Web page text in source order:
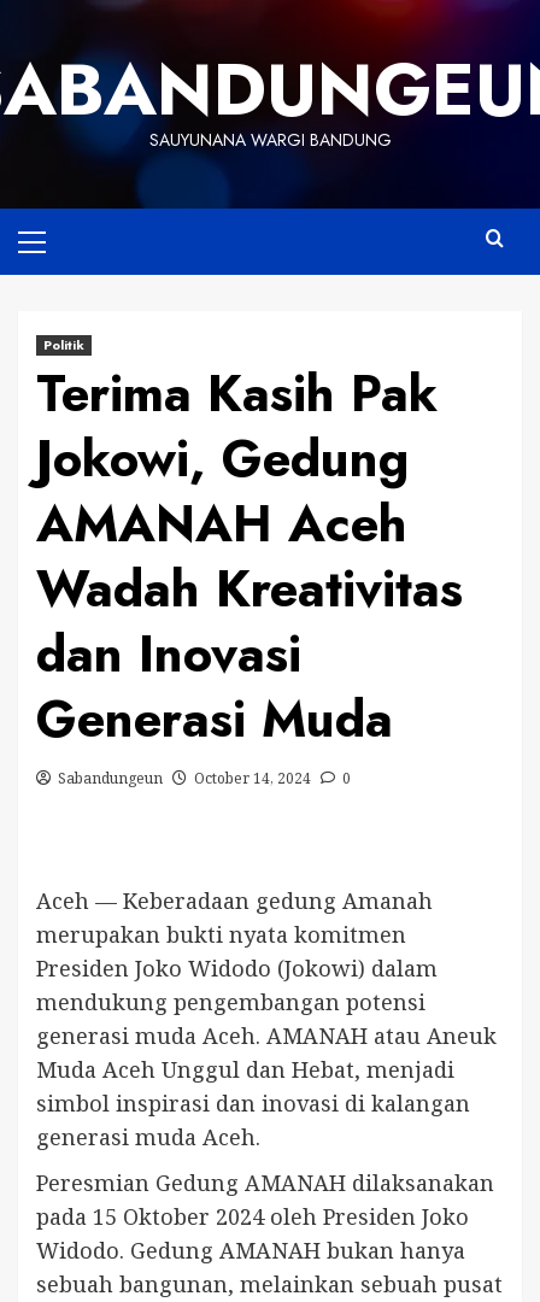
content
SAUYUNANA WARGI BANDUNG
Menu
Politik
Terima Kasih Pak
Jokowi, Gedung
AMANAH Aceh
Wadah Kreativitas
dan Inovasi
Generasi Muda
Sabandungeun October 14, 2024 0
Aceh — Keberadaan gedung Amanah
merupakan bukti nyata komitmen
Presiden Joko Widodo (Jokowi) dalam
mendukung pengembangan potensi
generasi muda Aceh. AMANAH atau Aneuk
Muda Aceh Unggul dan Hebat, menjadi
simbol inspirasi dan inovasi di kalangan
generasi muda Aceh.
Peresmian Gedung AMANAH dilaksanakan
pada 15 Oktober 2024 oleh Presiden Joko
Widodo. Gedung AMANAH bukan hanya
sebuah bangunan, melainkan sebuah pusat